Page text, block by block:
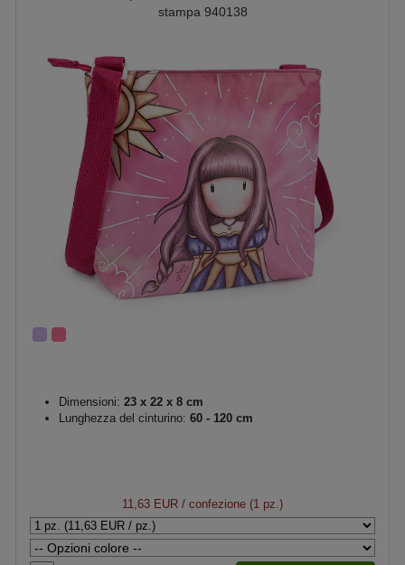
stampa 940138
Dimensioni: 23 x 22 x 8 cm
Lunghezza del cinturino: 60 - 120 cm
11,63 EUR / confezione (1 pz.)